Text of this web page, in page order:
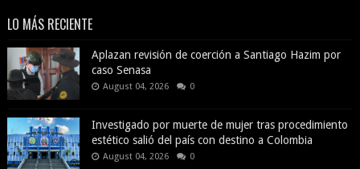
LO MÁS RECIENTE
Aplazan revisión de coerción a Santiago Hazim por
caso Senasa
August 04, 2026 0
Investigado por muerte de mujer tras procedimiento
estético salió del país con destino a Colombia
August 04, 2026 0